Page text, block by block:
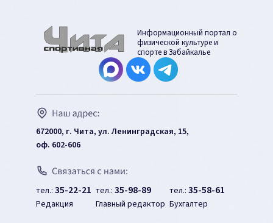
Информационный портал о
физической культуре и
спорте в Забайкалье
672000, г. Чита, ул. Ленинградская, 15,
оф. 602-606
тел.: 35-22-21
Редакция
тел.: 35-98-89
Главный редактор
тел.: 35-58-61
Бухгалтер